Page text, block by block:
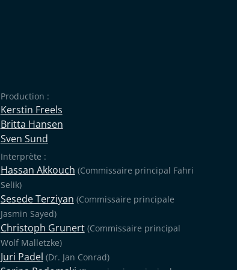
Production :
Kerstin Freels
Britta Hansen
Sven Sund
Interprète :
Hassan Akkouch (Commissaire principal Fahri
Selik)
Sesede Terziyan (Commissaire principale
Jasmin Sayed)
Christoph Grunert(Commissaire principal
Wolf Malletzke)
Juri Padel (Dr. Jan Conrad)